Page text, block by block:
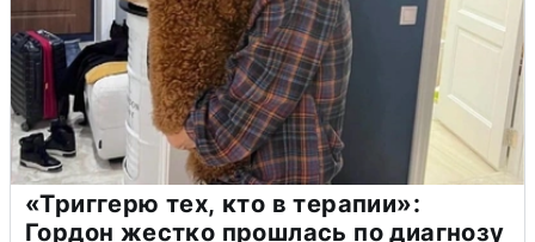
«Триггерю тех, кто в терапии»:
Гордон жестко прошлась по диагнозу